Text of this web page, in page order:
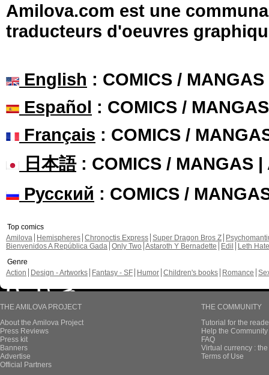
Amilova.com est une
traducteurs d'oeuvres
English : COMICS /
Español : COMICS /
Français : COMICS /
日本語: COMICS / MANGAS |
Русский : COMICS /
Top comics
Amilova
Hemispheres Chronoctis Express Super Dragon Bros Z
Bienvenidos A República Gada Only Two Astaroth Y Bernadette Edil
Leth Hate
Genre
Action
Design - Artworks Fantasy - SF Humor Children's books Romance
THE AMILOVA PROJECT
About the Amilova Project
Press Reviews
Press kit
Banners
Advertise
Official Partners
THE COMMUNITY
Tutorial for the
Help the
FAQ
Virtual currency :
Terms of Use